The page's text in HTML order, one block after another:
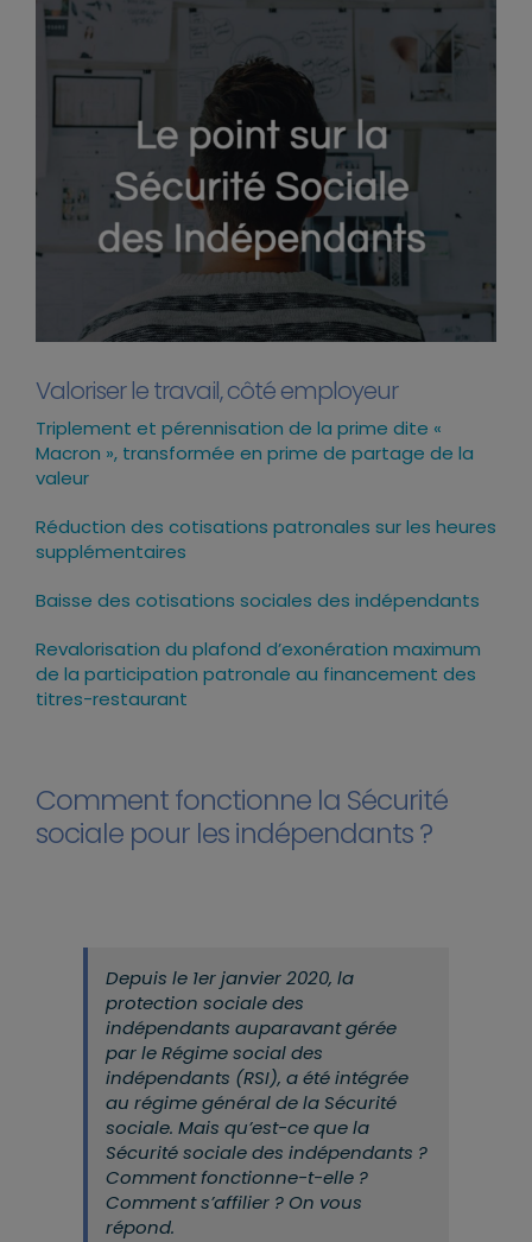
Valoriser le travail, côté employeur
Triplement et pérennisation de la prime dite «
Macron », transformée en prime de partage de la
valeur
Réduction des cotisations patronales sur les heures
supplémentaires
Baisse des cotisations sociales des indépendants
Revalorisation du plafond d’exonération maximum
de la participation patronale au financement des
titres-restaurant
Comment fonctionne la Sécurité
sociale pour les indépendants ?
Depuis le 1er janvier 2020, la
protection sociale des
indépendants auparavant gérée
par le Régime social des
indépendants (RSI), a été intégrée
au régime général de la Sécurité
sociale. Mais qu’est-ce que la
Sécurité sociale des indépendants ?
Comment fonctionne-t-elle ?
Comment s’affilier ? On vous
répond.